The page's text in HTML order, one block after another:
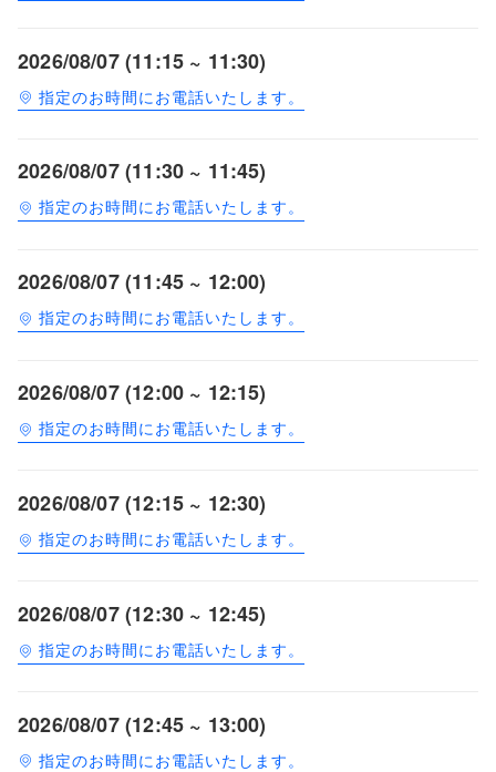
2026/08/07 (11:15 ~ 11:30)
指定のお時間にお電話いたします。
2026/08/07 (11:30 ~ 11:45)
指定のお時間にお電話いたします。
2026/08/07 (11:45 ~ 12:00)
指定のお時間にお電話いたします。
2026/08/07 (12:00 ~ 12:15)
指定のお時間にお電話いたします。
2026/08/07 (12:15 ~ 12:30)
指定のお時間にお電話いたします。
2026/08/07 (12:30 ~ 12:45)
指定のお時間にお電話いたします。
2026/08/07 (12:45 ~ 13:00)
指定のお時間にお電話いたします。